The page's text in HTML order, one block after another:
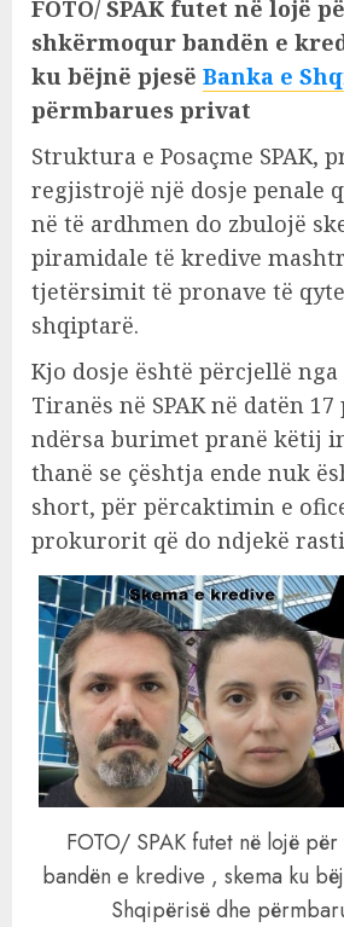
FOTO/ SPAK futet në lojë
shkërmoqur bandën e
ku bëjnë pjesë Banka e
përmbarues privat
Struktura e Posaçme SPAK,
regjistrojë një dosje penale
në të ardhmen do zbulojë
piramidale të kredive
tjetërsimit të pronave të
shqiptarë.
Kjo dosje është përcjellë
Tiranës në SPAK në datën
ndërsa burimet pranë këtij
thanë se çështja ende nuk
short, për përcaktimin e
prokurorit që do ndjekë
FOTO/ SPAK futet në lojë
bandën e kredive , skema ku
Shqipërisë dhe